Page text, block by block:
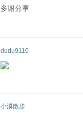
多谢分享
dudu9110
小溪散步